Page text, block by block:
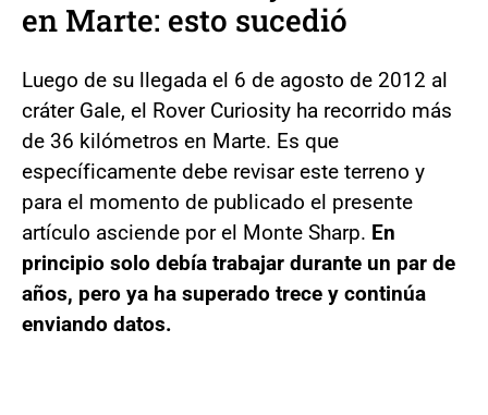
en Marte: esto sucedió
Luego de su llegada el 6 de agosto de 2012 al
cráter Gale, el Rover Curiosity ha recorrido más
de 36 kilómetros en Marte. Es que
específicamente debe revisar este terreno y
para el momento de publicado el presente
artículo asciende por el Monte Sharp. En
principio solo debía trabajar durante un par de
años, pero ya ha superado trece y continúa
enviando datos.